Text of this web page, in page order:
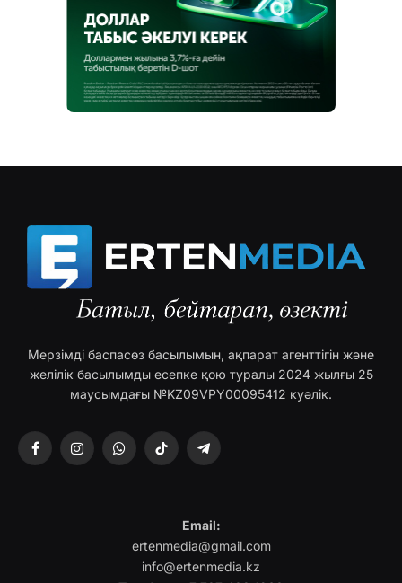
Мерзімді баспасөз басылымын, ақпарат агенттігін және
желілік басылымды есепке қою туралы 2024 жылғы 25
маусымдағы №KZ09VPY00095412 куәлік.
FacebookInstagramWhatsAppTikTok Telegram
Email:
ertenmedia@gmail.com
info@ertenmedia.kz